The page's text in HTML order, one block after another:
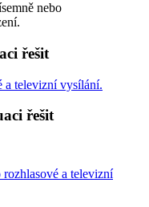
nebo
řešit
a televizní vysílání.
řešit
a televizní